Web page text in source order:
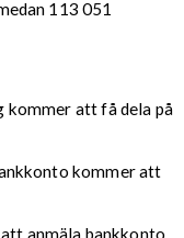
113 051
kommer att få dela på
kommer att
anmäla bankkonto